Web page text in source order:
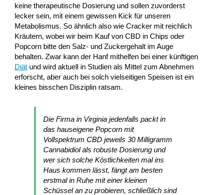
keine therapeutische Dosierung und sollen zuvorderst
lecker sein, mit einem gewissen Kick für unseren
Metabolismus. So ähnlich also wie Cracker mit reichlich
Kräutern, wobei wir beim Kauf von CBD in Chips oder
Popcorn bitte den Salz- und Zuckergehalt im Auge
behalten. Zwar kann der Hanf mithelfen bei einer künftigen
Diät und wird aktuell in Studien als Mittel zum Abnehmen
erforscht, aber auch bei solch vielseitigen Speisen ist ein
kleines bisschen Disziplin ratsam.
Die Firma in Virginia jedenfalls packt in
das hauseigene Popcorn mit
Vollspektrum CBD jeweils 30 Milligramm
Cannabidiol als robuste Dosierung und
wer sich solche Köstlichkeiten mal ins
Haus kommen lässt, fängt am besten
erstmal in Ruhe mit einer kleinen
Schüssel an zu probieren, schließlich sind